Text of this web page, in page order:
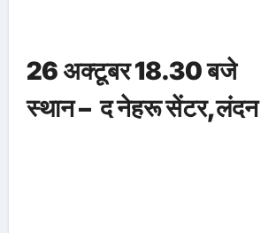
26 अक्टूबर 18.30 बजे
स्थान – द नेहरू सेंटर,लंदन